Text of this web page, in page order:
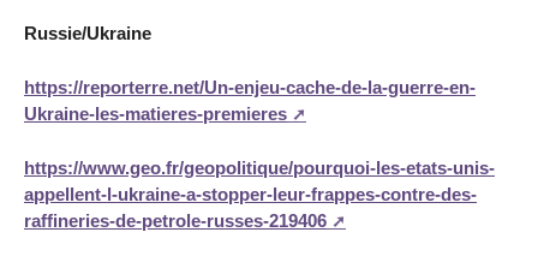
Russie/Ukraine
https://reporterre.net/Un-enjeu-cache-de-la-guerre-en-
Ukraine-les-matieres-premieres
https://www.geo.fr/geopolitique/pourquoi-les-etats-unis-
appellent-l-ukraine-a-stopper-leur-frappes-contre-des-
raffineries-de-petrole-russes-219406